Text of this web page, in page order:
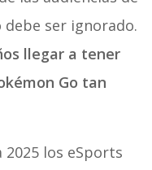
ser ignorado.
llegar a tener
Go tan
2025 los eSports